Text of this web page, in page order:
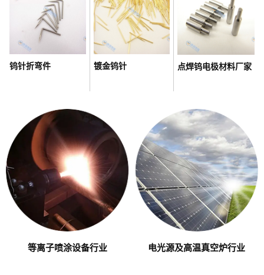
钨针折弯件 镀金钨针 点焊钨电极材料厂家
等离子喷涂设备行业 电光源及高温真空炉行业